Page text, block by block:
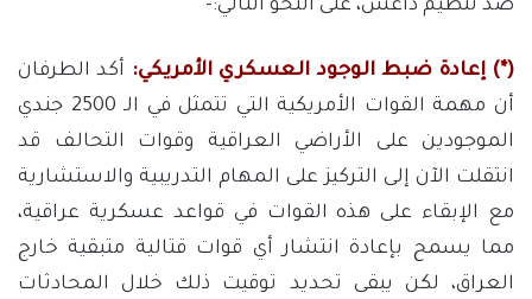
ضد تنظيم داعش، على النحو التالي:-
(*) إعادة ضبط الوجودالعسكري الأمريكي: أكد الطرفان
أن مهمة القوات الأمريكية التي تتمثل في الـ 2500 جندي
الموجودين على الأراضي العراقية وقوات التحالف قد
انتقلت الآن إلى التركيز على المهام التدريبية والاستشارية
مع الإبقاء على هذه القوات في قواعد عسكرية عراقية،
مما يسمح بإعادة انتشار أي قوات قتالية متبقية خارج
العراق، لكن يبقى تحديد توقيت ذلك خلال المحادثات